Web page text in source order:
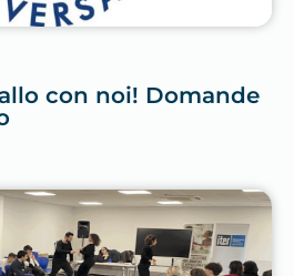
con noi! Domande